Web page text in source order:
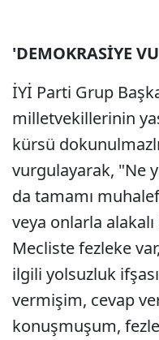
'DEMOKRASİYE
İYİ Parti Grup
milletvekillerinin
kürsü
vurgulayarak, "Ne
da tamamı
veya onlarla
Mecliste fezleke
ilgili yolsuzluk
vermişim, cevap
konuşmuşum,